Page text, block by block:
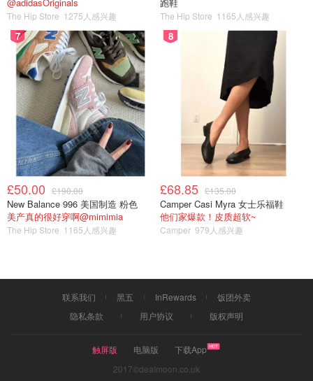
The Hip Store 1275人感兴趣 The Hip Store 1165人感兴趣
7
£50.00 £190.00
New Balance 996 美国制造 粉色
美产真的很好穿啊@mimimia
The Hip Store 1165人感兴趣
8
£68.85 £135.00
Camper Casi Myra 女士乐福鞋
他们家爆款！皮质超软~
Camper 979人感兴趣
联系我们 黑五 InRewards
饭团外卖
隐私条款
用户协议 版权声明
触屏版 电脑版
下载App
2017©dealmoon.co.uk